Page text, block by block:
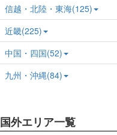
信越・北陸・東海(125)
近畿(225)
中国・四国(52)
九州・沖縄(84)
国外エリア一覧